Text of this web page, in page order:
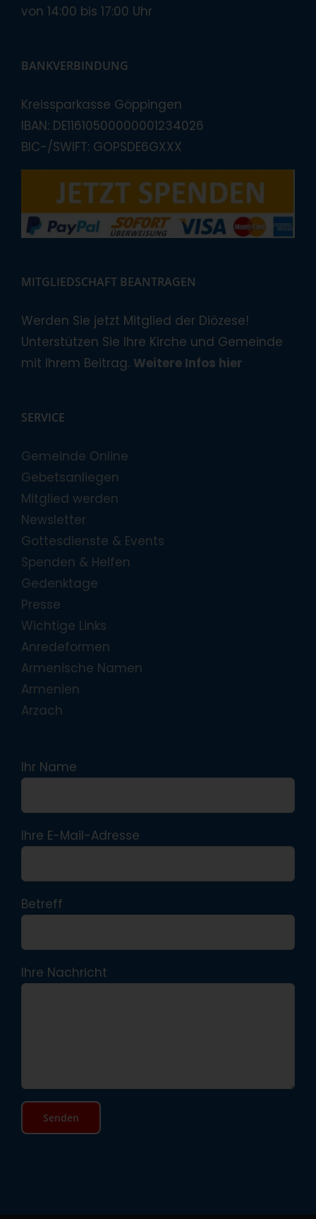
von 14:00 bis 17:00 Uhr
BANKVERBINDUNG
Kreissparkasse Göppingen
IBAN: DE11610500000001234026
BIC-/SWIFT: GOPSDE6GXXX
MITGLIEDSCHAFT BEANTRAGEN
Werden Sie jetzt Mitglied der Diözese!
Unterstützen Sie Ihre Kirche und Gemeinde
mit Ihrem Beitrag. Weitere Infos hier
SERVICE
Gemeinde Online
Gebetsanliegen
Mitglied werden
Newsletter
Gottesdienste & Events
Spenden & Helfen
Gedenktage
Presse
Wichtige Links
Anredeformen
Armenische Namen
Armenien
Arzach
Ihr Name
Ihre E-Mail-Adresse
Betreff
Ihre Nachricht